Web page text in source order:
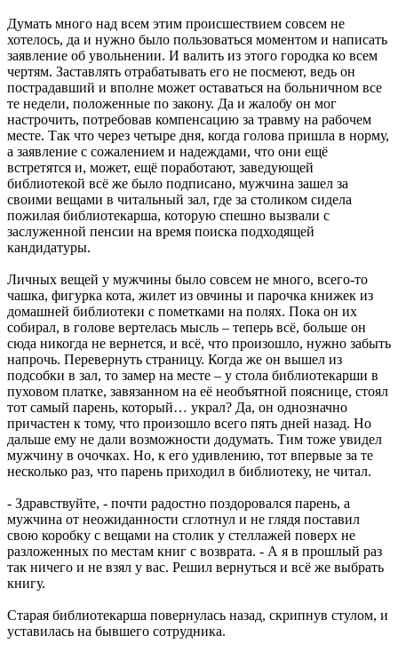
Думать много над всем этим происшествием совсем не
хотелось, да и нужно было пользоваться моментом и написать
заявление об увольнении. И валить из этого городка ко всем
чертям. Заставлять отрабатывать его не посмеют, ведь он
пострадавший и вполне может оставаться на больничном все
те недели, положенные по закону. Да и жалобу он мог
настрочить, потребовав компенсацию за травму на рабочем
месте. Так что через четыре дня, когда голова пришла в норму,
а заявление с сожалением и надеждами, что они ещё
встретятся и, может, ещё поработают, заведующей
библиотекой всё же было подписано, мужчина зашел за
своими вещами в читальный зал, где за столиком сидела
пожилая библиотекарша, которую спешно вызвали с
заслуженной пенсии на время поиска подходящей
кандидатуры.
Личных вещей у мужчины было совсем не много, всего-то
чашка, фигурка кота, жилет из овчины и парочка книжек из
домашней библиотеки с пометками на полях. Пока он их
собирал, в голове вертелась мысль – теперь всё, больше он
сюда никогда не вернется, и всё, что произошло, нужно забыть
напрочь. Перевернуть страницу. Когда же он вышел из
подсобки в зал, то замер на месте – у стола библиотекарши в
пуховом платке, завязанном на её необъятной пояснице, стоял
тот самый парень, который… украл? Да, он однозначно
причастен к тому, что произошло всего пять дней назад. Но
дальше ему не дали возможности додумать. Тим тоже увидел
мужчину в очочках. Но, к его удивлению, тот впервые за те
несколько раз, что парень приходил в библиотеку, не читал.
- Здравствуйте, - почти радостно поздоровался парень, а
мужчина от неожиданности сглотнул и не глядя поставил
свою коробку с вещами на столик у стеллажей поверх не
разложенных по местам книг с возврата. - А я в прошлый раз
так ничего и не взял у вас. Решил вернуться и всё же выбрать
книгу.
Старая библиотекарша повернулась назад, скрипнув стулом, и
уставилась на бывшего сотрудника.